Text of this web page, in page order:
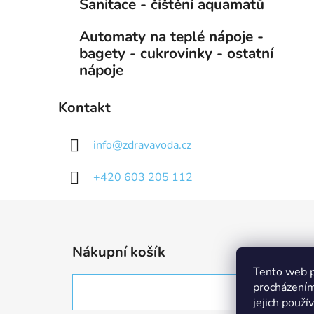
Tento web
jejich
Sanitace - čištění aquamatů
Automaty na teplé nápoje -
bagety - cukrovinky - ostatní
nápoje
Kontakt
info@zdravavoda.cz
+420 603 205 112
Nákupní košík